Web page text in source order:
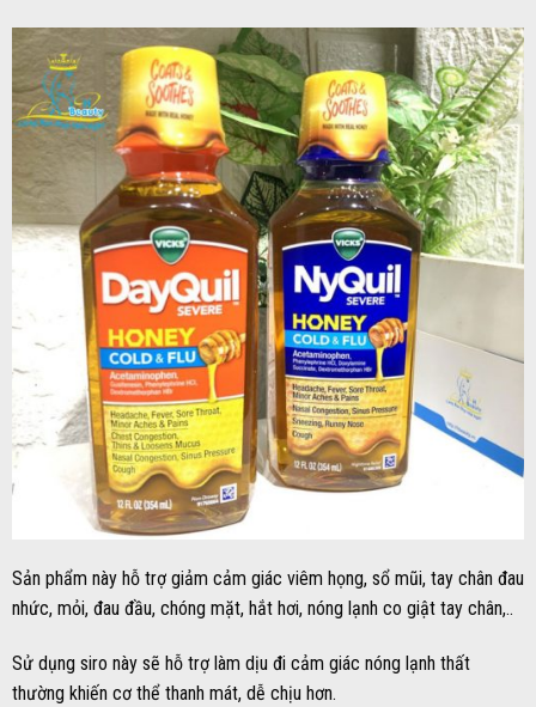
Sản phẩm này hỗ trợ giảm cảm giác viêm họng, sổ mũi, tay chân đau
nhức, mỏi, đau đầu, chóng mặt, hắt hơi, nóng lạnh co giật tay chân,..
Sử dụng siro này sẽ hỗ trợ làm dịu đi cảm giác nóng lạnh thất
thường khiến cơ thể thanh mát, dễ chịu hơn.